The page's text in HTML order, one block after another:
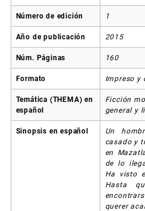
Número de edición 1
Año de publicación 2015
Núm. Páginas 160
Formato Impreso y
Temática (THEMA) en
español
Ficción
general y
Sinopsis en español
Un
casado y
en
de lo
Ha visto
Hasta
querer